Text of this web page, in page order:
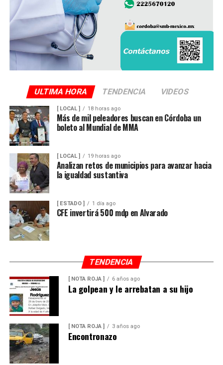
ULTIMA HORA TENDENCIA VIDEOS
[ LOCAL ] 18 horas ago
Más de mil peleadores buscan en Córdoba un
boleto al Mundial de MMA
[ LOCAL ] 19 horas ago
Analizan retos de municipios para avanzar hacia
la igualdad sustantiva
[ ESTADO ] 1 día ago
CFE invertirá 500 mdp en Alvarado
TENDENCIA
[ NOTA ROJA ] 6 años ago
La golpean y le arrebatan a su hijo
[ NOTA ROJA ] 3 años ago
Encontronazo